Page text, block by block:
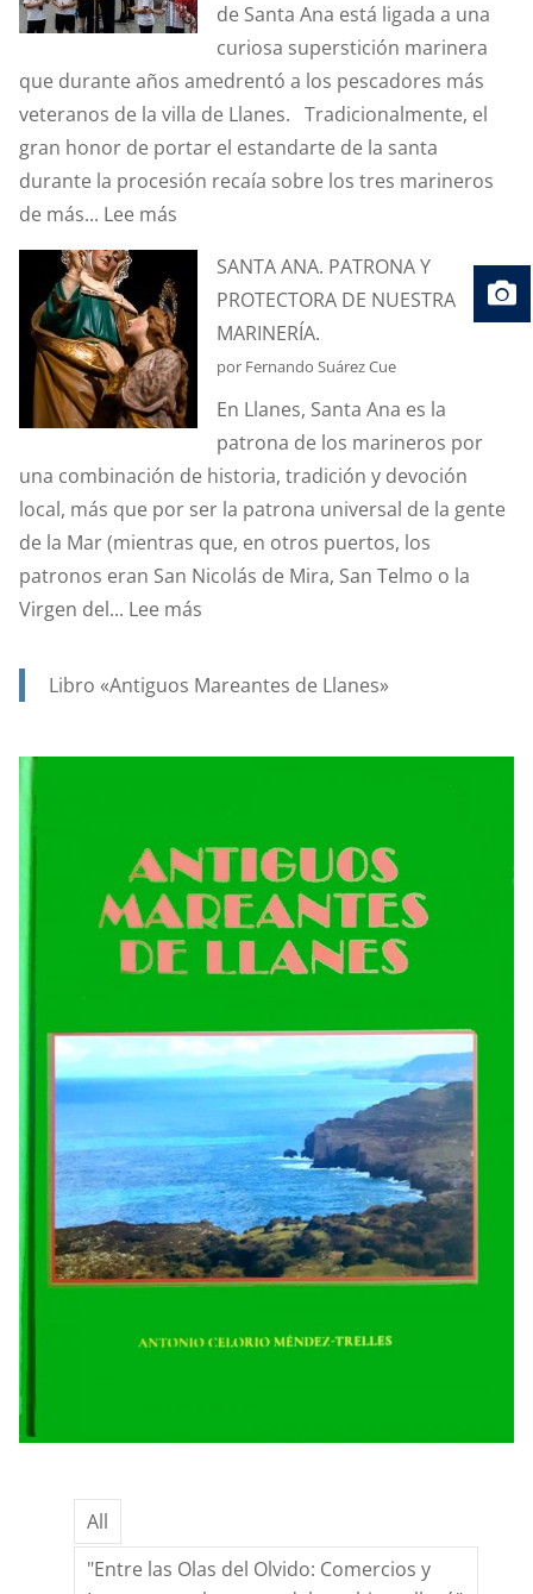
“CORIOLIS”?
de Santa Ana está ligada a una
curiosa superstición marinera
que durante años amedrentó a los pescadores más
veteranos de la villa de Llanes. Tradicionalmente, el
gran honor de portar el estandarte de la santa
durante la procesión recaía sobre los tres marineros
de más... Lee más:
¿CONOCÉIS
ANÉCDOTA
DEL
ESTANDARTE
DE
SANTA
ANA?
SANTA ANA. PATRONA Y
PROTECTORA DE NUESTRA
MARINERÍA.
por Fernando Suárez Cue
En Llanes, Santa Ana es la
patrona de los marineros por
una combinación de historia, tradición y devoción
local, más que por ser la patrona universal de la gente
de la Mar (mientras que, en otros puertos, los
patronos eran San Nicolás de Mira, San Telmo o la
Virgen del... Lee más:
ANA.
NUESTRA
MARINERÍA.
Libro «Antiguos Mareantes de Llanes»
All
"Entre las Olas del Olvido: Comercios y